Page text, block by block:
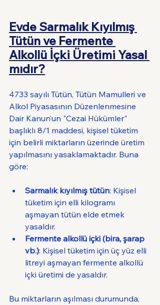
Evde Sarmalık Kıyılmış
Tütün ve Fermente
Alkollü İçki Üretimi Yasal
mıdır?
4733 sayılı Tütün, Tütün Mamulleri ve
Alkol Piyasasının Düzenlenmesine
Dair Kanun’un "Cezai Hükümler"
başlıklı 8/1 maddesi, kişisel tüketim
için belirli miktarların üzerinde üretim
yapılmasını yasaklamaktadır. Buna
göre:
Sarmalık kıyılmış tütün: Kişisel
tüketim için elli kilogramı
aşmayan tütün elde etmek
yasaldır.
Fermente alkollü içki (bira, şarap
vb.): Kişisel tüketim için üç yüz elli
litreyi aşmayan fermente alkollü
içki üretimi de yasaldır.
Bu miktarların aşılması durumunda,